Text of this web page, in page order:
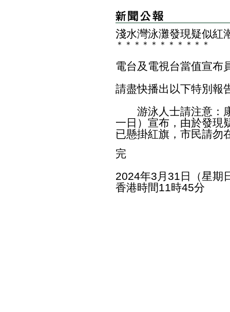
淺水灣泳灘發現疑似紅
＊ ＊ ＊ ＊ ＊ ＊ ＊ ＊ ＊ ＊ ＊
電台及電視台當值宣布
請盡快播出以下特別報
游泳人士請注意：康
一日）宣布，由於發現
已懸掛紅旗，市民請勿
完
2024年3月31日（星期
香港時間11時45分